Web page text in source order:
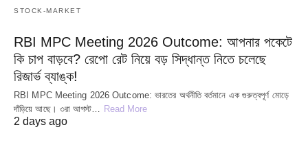
STOCK-MARKET
RBI MPC Meeting 2026 Outcome: আপনার পকেটে
কি চাপ বাড়বে? রেপো রেট নিয়ে বড় সিদ্ধান্ত নিতে চলেছে
রিজার্ভ ব্যাঙ্ক!
RBI MPC Meeting 2026 Outcome: ভারতের অর্থনীতি বর্তমানে এক গুরুত্বপূর্ণ মোড়ে
দাঁড়িয়ে আছে। ৩রা আগস্ট… Read More
2 days ago